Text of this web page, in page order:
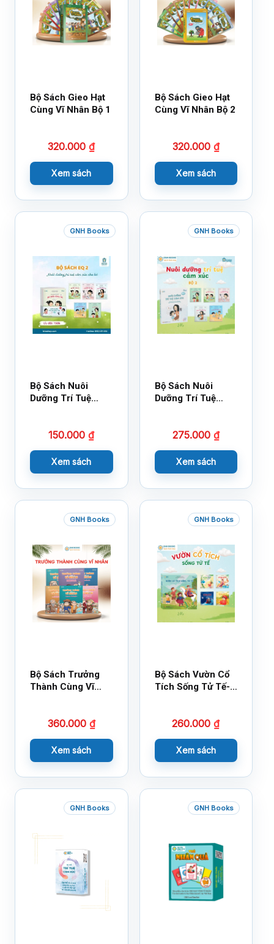
Bộ Sách Gieo Hạt
Cùng Vĩ Nhân Bộ 1
320.000₫
Xem sách
Bộ Sách Gieo Hạt
Cùng Vĩ Nhân Bộ 2
320.000 ₫
Xem sách
GNH Books
Bộ Sách Nuôi
Dưỡng Trí Tuệ
150.000₫
Xem sách
GNH Books
Bộ Sách Nuôi
Dưỡng Trí Tuệ
275.000 ₫
Xem sách
GNH Books
Bộ Sách Trưởng
Thành Cùng Vĩ
360.000 ₫
Xem sách
GNH Books
Bộ Sách Vườn Cổ
Tích Sống Tử Tế-
260.000₫
Xem sách
GNH Books GNH Books